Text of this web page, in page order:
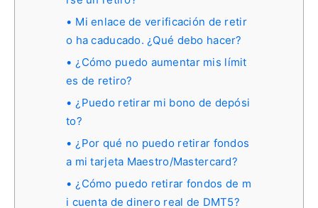
Mi enlace de verificación de retir
o ha caducado. ¿Qué debo hacer?
¿Cómo puedo aumentar mis límit
es de retiro?
¿Puedo retirar mi bono de depósi
to?
¿Por qué no puedo retirar fondos
a mi tarjeta Maestro/Mastercard?
¿Cómo puedo retirar fondos de m
i cuenta de dinero real de DMT5?